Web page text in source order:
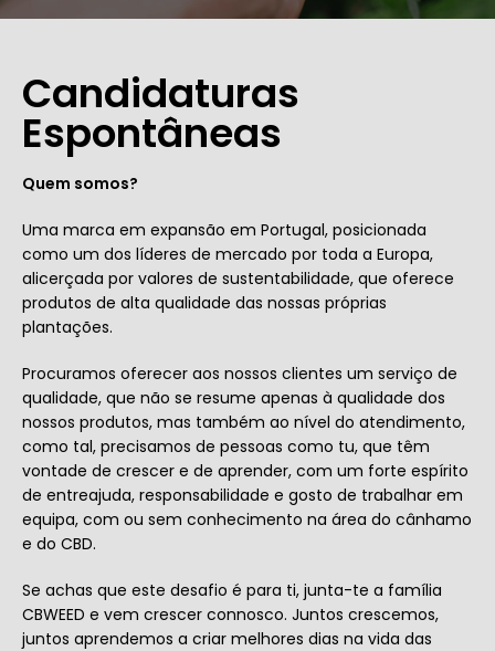
Candidaturas
Espontâneas
Quem somos?
Uma marca em expansão em Portugal, posicionada
como um dos líderes de mercado por toda a Europa,
alicerçada por valores de sustentabilidade, que oferece
produtos de alta qualidade das nossas próprias
plantações.
Procuramos oferecer aos nossos clientes um serviço de
qualidade, que não se resume apenas à qualidade dos
nossos produtos, mas também ao nível do atendimento,
como tal, precisamos de pessoas como tu, que têm
vontade de crescer e de aprender, com um forte espírito
de entreajuda, responsabilidade e gosto de trabalhar em
equipa, com ou sem conhecimento na área do cânhamo
e do CBD.
Se achas que este desafio é para ti, junta-te a família
CBWEED e vem crescer connosco. Juntos crescemos,
juntos aprendemos a criar melhores dias na vida das